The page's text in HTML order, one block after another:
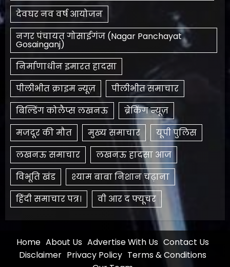
देवघर नव वर्ष आयोजन
नगर पंचायत गोसाईगंज (Nagar Panchayat
Gosainganj)
निर्माणाधीन इमारत हादसा
पीलीभीत क्राइम न्यूज़
पीलीभीत समाचार
बिल्डिंग कोलैप्स लखनऊ
ब्रेकिंग न्यूज़
मजदूर की मौत
मुख्य समाचार
यूपी पुलिस
लखनऊ समाचार
लखनऊ हादसा आज
विभूति खंड
श्याम बाबा निशान चढ़ाना
हिंदी समाचार पत्र।
​वी आर द फ्यूचर
Home About Us Advertise With Us Contact Us
Disclaimer Privacy Policy Terms & Conditions